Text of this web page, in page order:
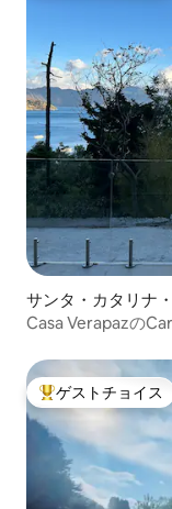
サンタ・カタリナ
パート
Casa Verapazの
大好評のゲストチ
ゲストチョイス